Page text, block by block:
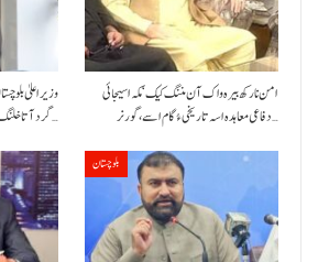
گرد آتا خلنگ آ سیکورٹی فورس آتے…
امن نا رکھ بیرہ واک آن مننگ کیک‘ مکہ اسیجائی
دفاعی معاہدہ اسہ تاریخی ءُ گام اسے،گورنر…
بلوچستان